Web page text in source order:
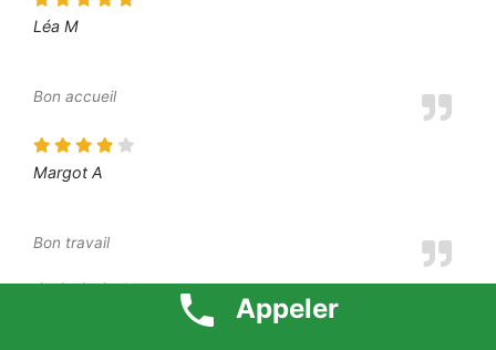
Léa M
Bon accueil
Margot A
Bon travail
Appeler